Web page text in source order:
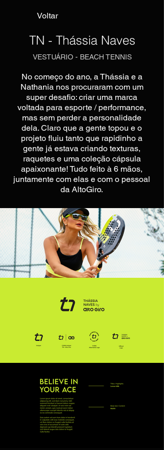
Voltar
TN - Thássia Naves
VESTUÁRIO - BEACH TENNIS
No começo do ano, a Thássia e a
Nathania nos procuraram com um
super desafio: criar uma marca
voltada para esporte / performance,
mas sem perder a personalidade
dela. Claro que a gente topou e o
projeto fluiu tanto que rapidinho a
gente já estava criando texturas,
raquetes e uma coleção cápsula
apaixonante! Tudo feito à 6 mãos,
juntamente com elas e com o pessoal
da AltoGiro.